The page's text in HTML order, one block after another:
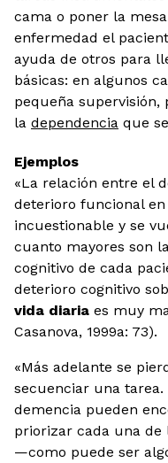
cama o poner la
enfermedad el
ayuda de otros para
básicas: en algunos
pequeña supervisión,
la dependencia que
Ejemplos
«La relación entre el
deterioro funcional en
incuestionable y se
cuanto mayores son
cognitivo de cada
deterioro cognitivo
vida diaria es muy
Casanova, 1999a: 73).
«Más adelante se
secuenciar una tarea.
demencia pueden
priorizar cada una de
—como puede ser